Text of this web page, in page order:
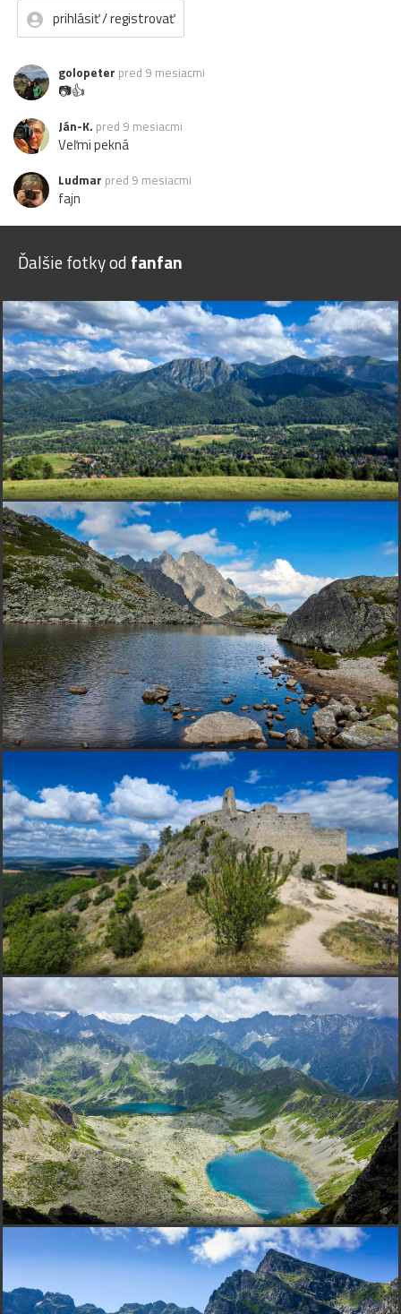
prihlásiť / registrovať
golopeter pred 9 mesiacmi
📷👍
Ján-K. pred 9 mesiacmi
Veľmi pekná
Ludmar pred 9 mesiacmi
fajn
Ďalšie fotky od fanfan